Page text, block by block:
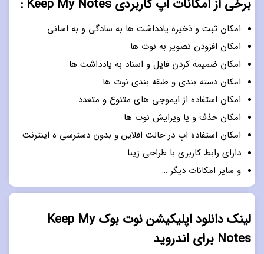
برخی از امکانات اپ کاربردی Keep My Notes :
امکان ثبت و ذخیره یادداشت ها به سادگی و به اسانی
امکان افزودن تصویر به نوت ها
امکان ضمیمه کردن فایل و اسناد به یادداشت ها
امکان دسته بندی و طبقه بندی نوت ها
امکان استفاده از ایموجی های متنوع و متعدد
امکان حذف و یا ویرایش نوت ها
امکان استفاده اپ در حالت افلاین و بدون دسترسی ه اینترنت
دارای رابط کاربری با طراحی زیبا
و سایر امکانات دیگر …
لینک دانلود اپلیکیشن نوت بوک Keep My
Notes برای اندروید